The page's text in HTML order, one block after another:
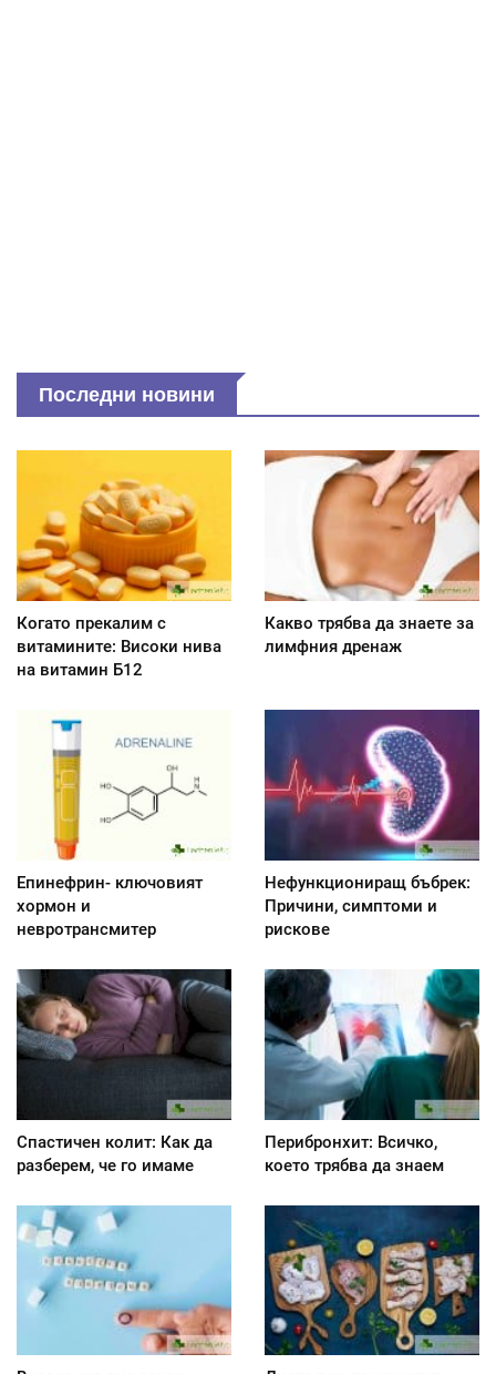
Последни новини
Когато прекалим с
витамините: Високи нива
на витамин Б12
Какво трябва да знаете за
лимфния дренаж
Епинефрин- ключовият
хормон и
невротрансмитер
Нефункциониращ бъбрек:
Причини, симптоми и
рискове
Спастичен колит: Как да
разберем, че го имаме
Перибронхит: Всичко,
което трябва да знаем